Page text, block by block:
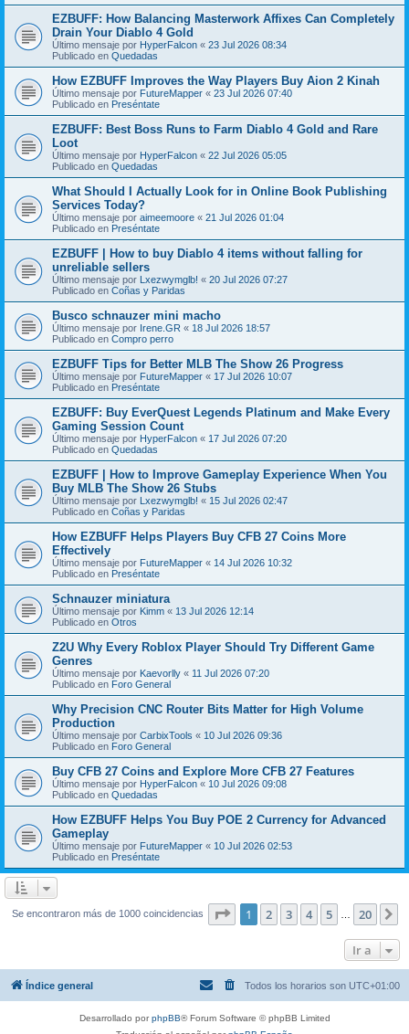
EZBUFF: How Balancing Masterwork Affixes Can Completely
Drain Your Diablo 4 Gold
Último mensaje por HyperFalcon « 23 Jul 2026 08:34
Publicado en Quedadas
How EZBUFF Improves the Way Players Buy Aion 2 Kinah
Último mensaje por FutureMapper « 23 Jul 2026 07:40
Publicado en Preséntate
EZBUFF: Best Boss Runs to Farm Diablo 4 Gold and Rare
Loot
Último mensaje por HyperFalcon « 22 Jul 2026 05:05
Publicado en Quedadas
What Should I Actually Look for in Online Book Publishing
Services Today?
Último mensaje por aimeemoore « 21 Jul 2026 01:04
Publicado en Preséntate
EZBUFF | How to buy Diablo 4 items without falling for
unreliable sellers
Último mensaje por Lxezwymglb! « 20 Jul 2026 07:27
Publicado en Coñas y Paridas
Busco schnauzer mini macho
Último mensaje por Irene.GR « 18 Jul 2026 18:57
Publicado en Compro perro
EZBUFF Tips for Better MLB The Show 26 Progress
Último mensaje por FutureMapper « 17 Jul 2026 10:07
Publicado en Preséntate
EZBUFF: Buy EverQuest Legends Platinum and Make Every
Gaming Session Count
Último mensaje por HyperFalcon « 17 Jul 2026 07:20
Publicado en Quedadas
EZBUFF | How to Improve Gameplay Experience When You
Buy MLB The Show 26 Stubs
Último mensaje por Lxezwymglb! « 15 Jul 2026 02:47
Publicado en Coñas y Paridas
How EZBUFF Helps Players Buy CFB 27 Coins More
Effectively
Último mensaje por FutureMapper « 14 Jul 2026 10:32
Publicado en Preséntate
Schnauzer miniatura
Último mensaje por Kimm « 13 Jul 2026 12:14
Publicado en Otros
Z2U Why Every Roblox Player Should Try Different Game
Genres
Último mensaje por Kaevorlly « 11 Jul 2026 07:20
Publicado en Foro General
Why Precision CNC Router Bits Matter for High Volume
Production
Último mensaje por CarbixTools « 10 Jul 2026 09:36
Publicado en Foro General
Buy CFB 27 Coins and Explore More CFB 27 Features
Último mensaje por HyperFalcon « 10 Jul 2026 09:08
Publicado en Quedadas
How EZBUFF Helps You Buy POE 2 Currency for Advanced
Gameplay
Último mensaje por FutureMapper « 10 Jul 2026 02:53
Publicado en Preséntate
Se encontraron más de 1000 coincidencias Página de 20
1 2 3 4 5 20
Ir a
Índice general Todos los horarios son UTC+01:00
Desarrollado porphpBB® Forum Software © phpBB Limited